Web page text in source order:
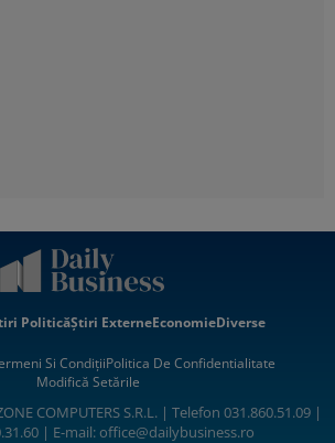
PoliticăȘtiri ExterneEconomieDiverse
Si CondițiiPolitica De Confidentialitate
Modifică Setările
COMPUTERS S.R.L. | Telefon 031.860.51.09 |
| E-mail:office@dailybusiness.ro